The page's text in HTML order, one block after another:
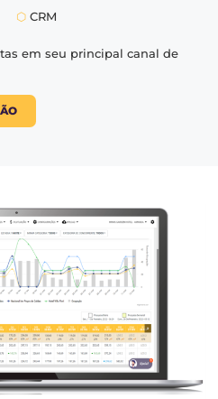
DIRETAS
com
para gerar mais
os seus hóspedes:
⬡Motor de Reservas